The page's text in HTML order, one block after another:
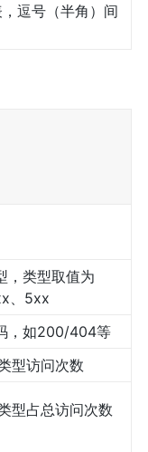
逗号（半角）间
，类型取值为
、5xx
，如200/404等
型访问次数
型占总访问次数